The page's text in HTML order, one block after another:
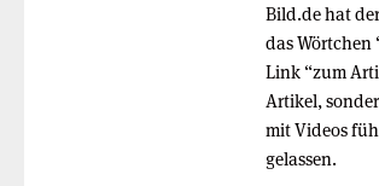
Bild.de hat
das Wörtchen
Link “zum
Artikel,
mit Videos
gelassen.